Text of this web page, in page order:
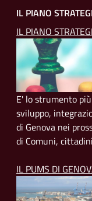
IL PIANO
IL PIANO
E' lo strumento
sviluppo,
di Genova nei
di Comuni,
IL PUMS DI